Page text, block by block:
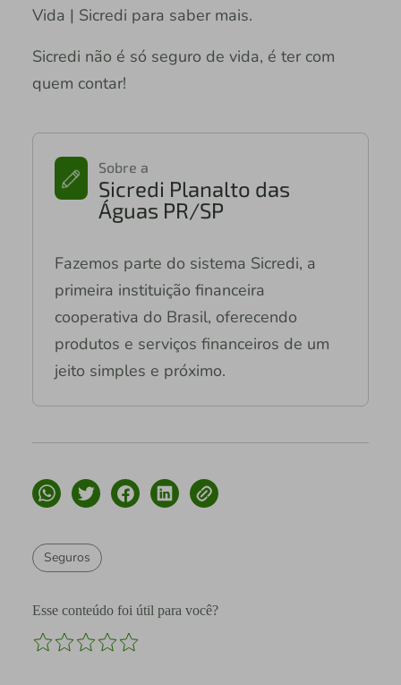
Vida | Sicredi para saber mais.
Sicredi não é só seguro de vida, é ter com
quem contar!
Sobre a
Sicredi Planalto das
Águas PR/SP
Fazemos parte do sistema Sicredi, a
primeira instituição financeira
cooperativa do Brasil, oferecendo
produtos e serviços financeiros de um
jeito simples e próximo.
Seguros
Esse conteúdo foi útil para você?